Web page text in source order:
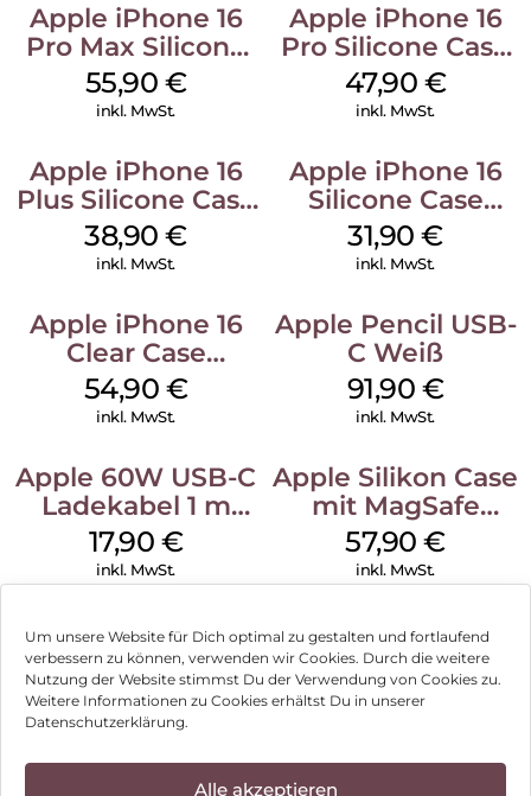
Um unsere Website für Dich optimal zu gestalten und fortlaufend
verbessern zu können, verwenden wir Cookies. Durch die weitere
Nutzung der Website stimmst Du der Verwendung von Cookies zu.
Weitere Informationen zu Cookies erhältst Du in unserer
Datenschutzerklärung.
Alle akzeptieren
Apple iPhone 16
Pro Max Silicone
Case MagSafe
Stone Gray
55,90 €
inkl. MwSt.
Apple iPhone 16
Pro Silicone Case
MagSafe Denim
47,90 €
inkl. MwSt.
Apple iPhone 16
Plus Silicone Case
MagSafe Denim
38,90€
inkl. MwSt.
Apple iPhone 16
Silicone Case
MagSafe Fuchsia
31,90€
inkl. MwSt.
Apple iPhone 16
Clear Case
MagSafe
Transparent
54,90 €
inkl. MwSt.
Apple Pencil USB-
C Weiß
91,90 €
inkl. MwSt.
Apple 60W USB-C
Ladekabel 1 m
Weiß
17,90 €
inkl. MwSt.
Apple Silikon Case
mit MagSafe
iPhone 14 Pro
(PRODUCT)RED
57,90€
inkl. MwSt.
Impressum